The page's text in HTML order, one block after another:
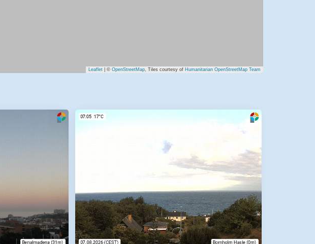
Leaflet | © OpenStreetMap, Tiles courtesy of Humanitarian OpenStreetMap Team